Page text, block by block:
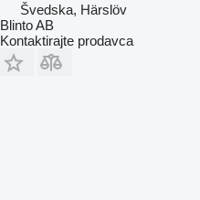
Švedska, Härslöv
Blinto AB
Kontaktirajte prodavca